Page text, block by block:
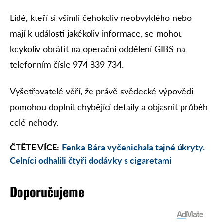
Lidé, kteří si všimli čehokoliv neobvyklého nebo
mají k události jakékoliv informace, se mohou
kdykoliv obrátit na operační oddělení GIBS na
telefonním čísle 974 839 734.
Vyšetřovatelé věří, že právě svědecké výpovědi
pomohou doplnit chybějící detaily a objasnit průběh
celé nehody.
ČTĚTE VÍCE: Fenka Bára vyčenichala tajné úkryty.
Celníci odhalili čtyři dodávky s cigaretami
Doporučujeme